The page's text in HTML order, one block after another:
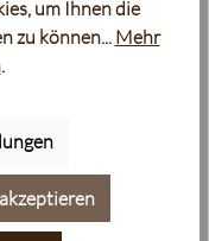
um Ihnen die
zu können... Mehr
.